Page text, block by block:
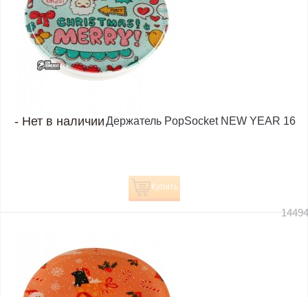
- Нет в наличииДержатель PopSocket NEW YEAR 16
Купить